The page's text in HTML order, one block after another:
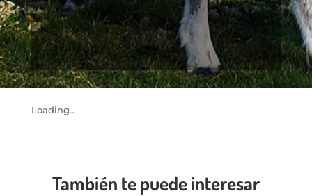
Loading...
También te puede interesar